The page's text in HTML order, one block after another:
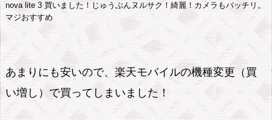
nova lite 3 買いました！じゅうぶんヌルサク！綺麗！カメラもバッチリ。
マジおすすめ
あまりにも安いので、楽天モバイルの機種変更（買
い増し）で買ってしまいました！